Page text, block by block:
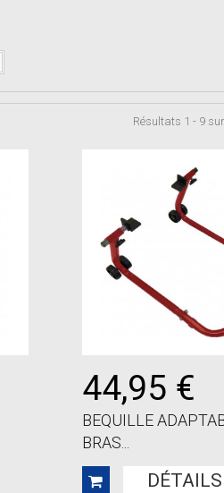
Résultats 1 - 9
44,95 €
BEQUILLE
BRAS...
DÉTAILS